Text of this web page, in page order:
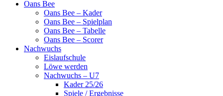
Oans Bee
Oans Bee – Kader
Oans Bee – Spielplan
Oans Bee – Tabelle
Oans Bee – Scorer
Nachwuchs
Eislaufschule
Löwe werden
Nachwuchs – U7
Kader 25/26
Spiele / Ergebnisse